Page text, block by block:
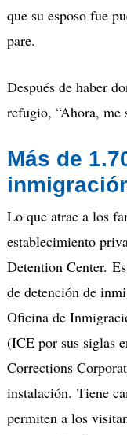
que su esposo fue
pare.
Después de haber
refugio, “Ahora, me
Más de
Lo que atrae a los
establecimiento
Detention Center.
de detención de
Oficina de
(ICE por sus siglas
Corrections
instalación. Tiene
permiten a los